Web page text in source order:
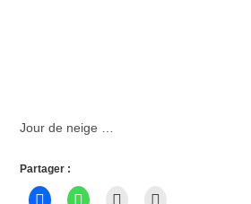
Jour de neige …
Partager :